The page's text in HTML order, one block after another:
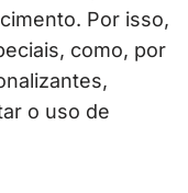
Por isso,
como, por
o uso de